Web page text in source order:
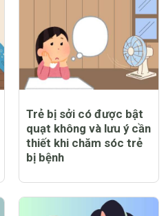
Trẻ bị sởi có được bật
quạt không và lưu ý cần
thiết khi chăm sóc trẻ
bị bệnh